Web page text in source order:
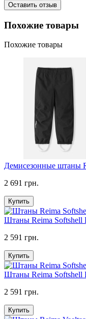
Оставить отзыв
Похожие товары
Похожие товары
Демисезонные штаны
2 691 грн.
Купить
Штаны Reima Softshell
2 591 грн.
Купить
Штаны Reima Softshell
2 591 грн.
Купить